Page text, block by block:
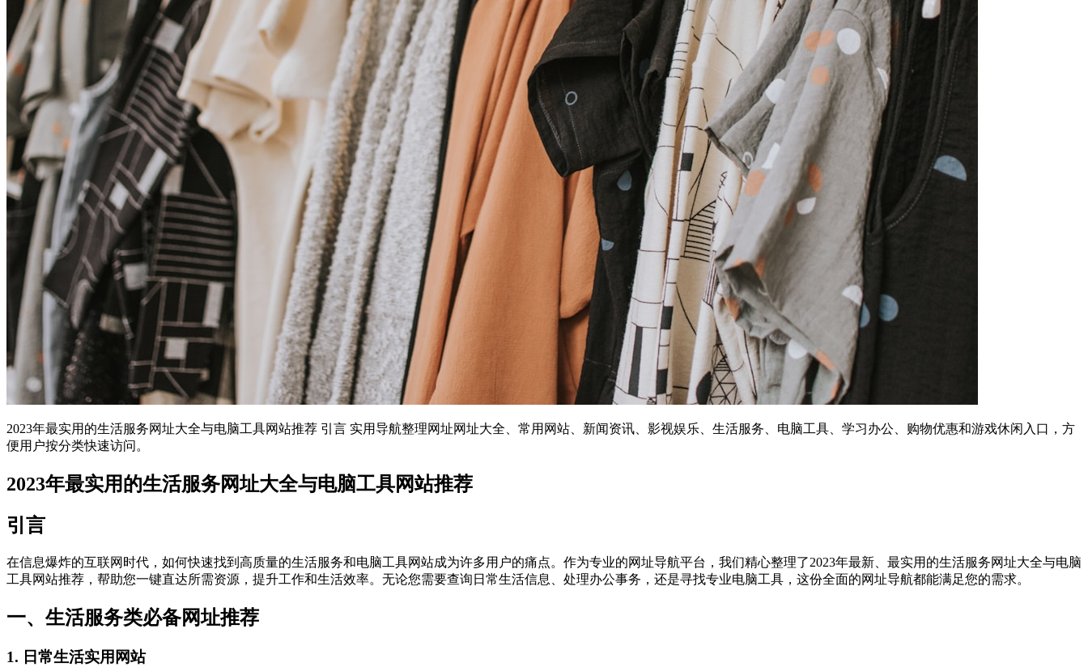
2023年最实用的生活服务网址大全与电脑工具网站推荐 引言 实用导航整理网址网址大全、常用网站、新闻资讯、影视娱乐、生活服务、电脑工具、学习办公、购物优惠和游戏休闲入口，方
便用户按分类快速访问。
2023年最实用的生活服务网址大全与电脑工具网站推荐
引言
在信息爆炸的互联网时代，如何快速找到高质量的生活服务和电脑工具网站成为许多用户的痛点。作为专业的网址导航平台，我们精心整理了2023年最新、最实用的生活服务网址大全与电脑
工具网站推荐，帮助您一键直达所需资源，提升工作和生活效率。无论您需要查询日常生活信息、处理办公事务，还是寻找专业电脑工具，这份全面的网址导航都能满足您的需求。
一、生活服务类必备网址推荐
1. 日常生活实用网站